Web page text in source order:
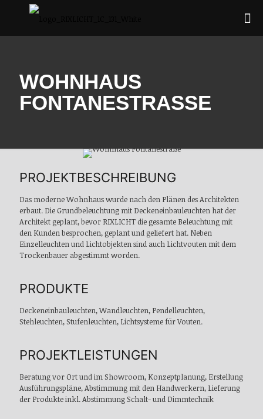
WOHNHAUS
FONTANESTRASSE
PROJEKTBESCHREIBUNG
Das moderne Wohnhaus wurde nach den Plänen des Architekten
erbaut. Die Grundbeleuchtung mit Deckeneinbauleuchten hat der
Architekt geplant, bevor RIXLICHT die gesamte Beleuchtung mit
den Kunden besprochen, geplant und geliefert hat. Neben
Einzelleuchten und Lichtobjekten sind auch Lichtvouten mit dem
Trockenbauer abgestimmt worden.
PRODUKTE
Deckeneinbauleuchten, Wandleuchten, Pendelleuchten,
Stehleuchten, Stufenleuchten, Lichtsysteme für Vouten.
PROJEKTLEISTUNGEN
Beratung vor Ort und im Showroom, Konzeptplanung, Erstellung
Ausführungspläne, Abstimmung mit den Handwerkern, Lieferung
der Produkte inkl. Abstimmung Schalt- und Dimmtechnik